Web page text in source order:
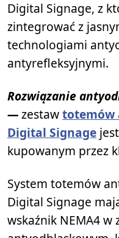
Digital Signage, z
zintegrować z
technologiami
antyrefleksyjnymi.
Rozwiązanie
—zestawtotemów
Digital Signage
kupowanym przez
System totemów
Digital Signage
wskaźnik NEMA4